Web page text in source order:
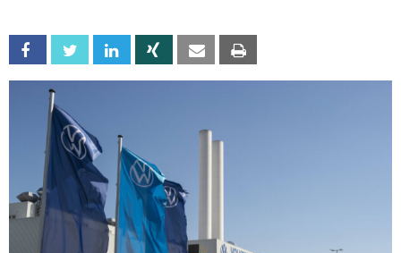
Facebook Twitter Linkedin Xing Email